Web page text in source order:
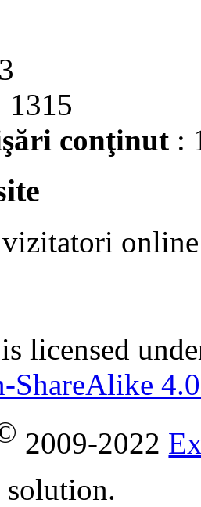
1315
conţinut :
online
licensed
2009-2022
solution.